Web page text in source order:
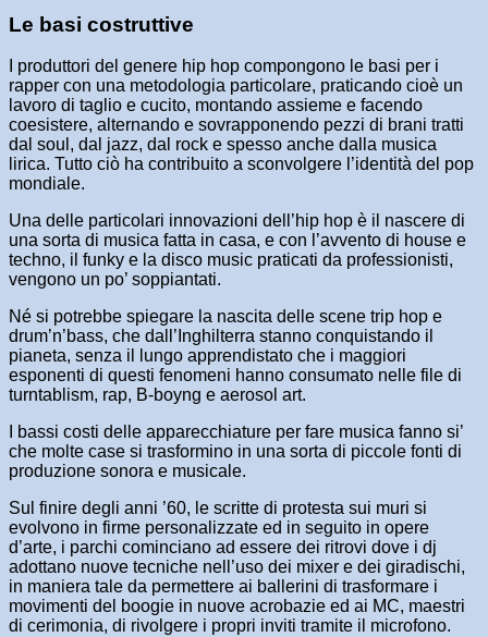
Le basi costruttive
I produttori del genere hip hop compongono le basi per i
rapper con una metodologia particolare, praticando cioè un
lavoro di taglio e cucito, montando assieme e facendo
coesistere, alternando e sovrapponendo pezzi di brani tratti
dal soul, dal jazz, dal rock e spesso anche dalla musica
lirica. Tutto ciò ha contribuito a sconvolgere l’identità del pop
mondiale.
Una delle particolari innovazioni dell’hip hop è il nascere di
una sorta di musica fatta in casa, e con l’avvento di house e
techno, il funky e la disco music praticati da professionisti,
vengono un po’ soppiantati.
Né si potrebbe spiegare la nascita delle scene trip hop e
drum’n’bass, che dall’Inghilterra stanno conquistando il
pianeta, senza il lungo apprendistato che i maggiori
esponenti di questi fenomeni hanno consumato nelle file di
turntablism, rap, B-boyng e aerosol art.
I bassi costi delle apparecchiature per fare musica fanno si’
che molte case si trasformino in una sorta di piccole fonti di
produzione sonora e musicale.
Sul finire degli anni ’60, le scritte di protesta sui muri si
evolvono in firme personalizzate ed in seguito in opere
d’arte, i parchi cominciano ad essere dei ritrovi dove i dj
adottano nuove tecniche nell’uso dei mixer e dei giradischi,
in maniera tale da permettere ai ballerini di trasformare i
movimenti del boogie in nuove acrobazie ed ai MC, maestri
di cerimonia, di rivolgere i propri inviti tramite il microfono.